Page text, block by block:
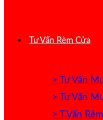
Tư Vấn Rèm Cửa
> Tư Vấn
> Tư Vấn
> T.Vấn